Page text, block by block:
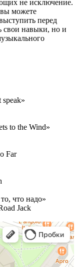
не исключение.
можете
перед
свои навыки, но и